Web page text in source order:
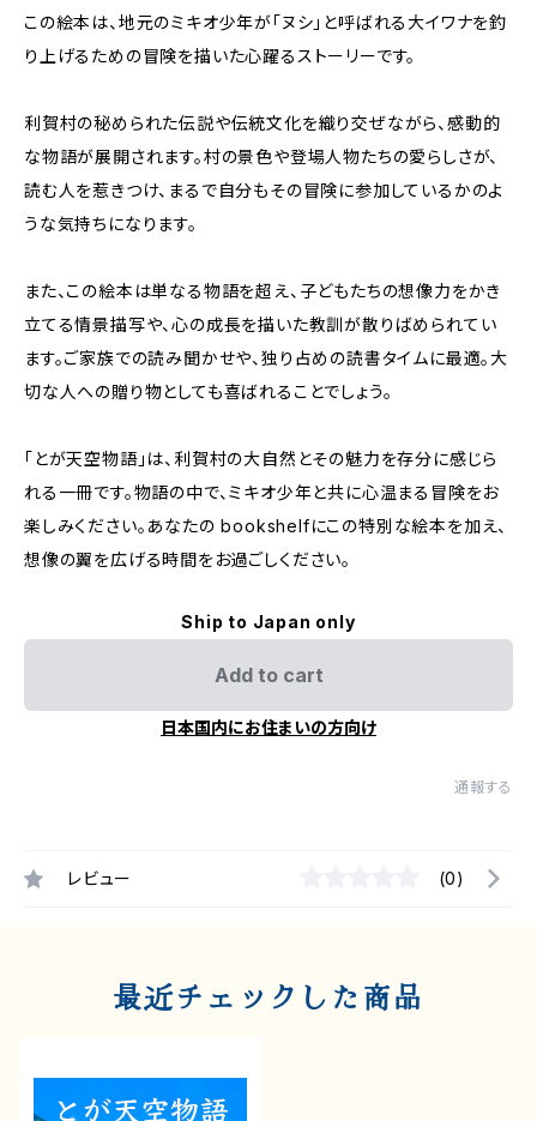
この絵本は、地元のミキオ少年が「ヌシ」と呼ばれる大イワナを釣
り上げるための冒険を描いた心躍るストーリーです。
利賀村の秘められた伝説や伝統文化を織り交ぜながら、感動的
な物語が展開されます。村の景色や登場人物たちの愛らしさが、
読む人を惹きつけ、まるで自分もその冒険に参加しているかのよ
うな気持ちになります。
また、この絵本は単なる物語を超え、子どもたちの想像力をかき
立てる情景描写や、心の成長を描いた教訓が散りばめられてい
ます。ご家族での読み聞かせや、独り占めの読書タイムに最適。大
切な人への贈り物としても喜ばれることでしょう。
「とが天空物語」は、利賀村の大自然とその魅力を存分に感じら
れる一冊です。物語の中で、ミキオ少年と共に心温まる冒険をお
楽しみください。あなたの bookshelfにこの特別な絵本を加え、
想像の翼を広げる時間をお過ごしください。
Ship to Japan only
Add to cart
日本国内にお住まいの方向け
通報する
レビュー (0)
最近チェックした商品